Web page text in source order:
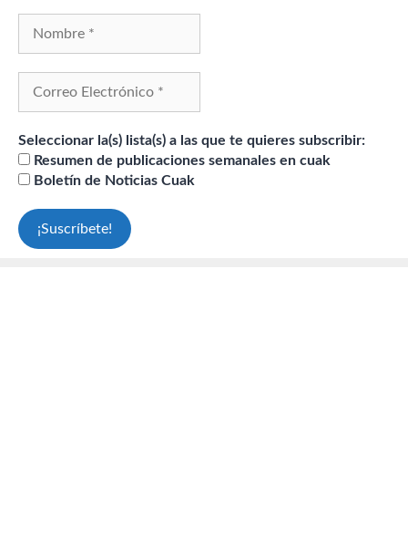
Seleccionar la(s) lista(s) a las que te quieres subscribir:
Resumen de publicaciones semanales en cuak
Boletín de Noticias Cuak